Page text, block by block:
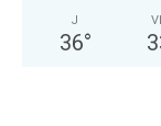
J
36°